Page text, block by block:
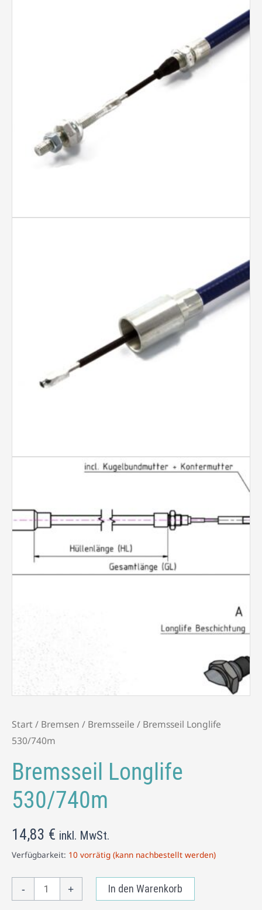
Start/ Bremsen / Bremsseile / Bremsseil Longlife
530/740m
Bremsseil Longlife
530/740m
14,83 € inkl. MwSt.
Verfügbarkeit: 10 vorrätig (kann nachbestellt werden)
- + In den Warenkorb